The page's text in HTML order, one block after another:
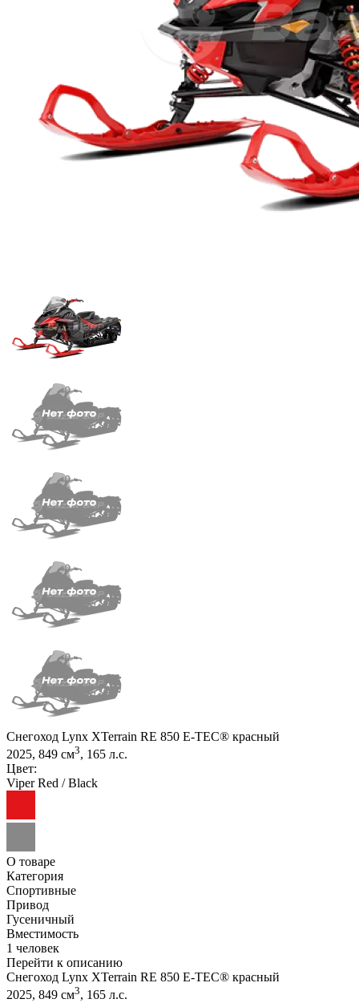
Снегоход Lynx XTerrain RE 850 E-TEC® красный
2025, 849 см3, 165 л.с.
Цвет:
Viper Red / Black
О товаре
Категория
Спортивные
Привод
Гусеничный
Вместимость
1 человек
Перейти к описанию
Снегоход Lynx XTerrain RE 850 E-TEC® красный
2025, 849 см3, 165 л.с.